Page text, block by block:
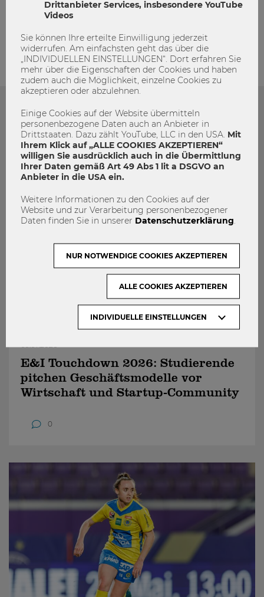
admin
Das könnte dich auch Interessieren
E&I Touchdown 2026: Studierende
pitchen Geschäftsmodelle vor
Wirtschaft und Startup-Community
0
Drittanbieter Services, insbesondere YouTube
Videos
Sie können Ihre erteilte Einwilligung jederzeit
widerrufen. Am einfachsten geht das über die
„INDIVIDUELLEN EINSTELLUNGEN“. Dort erfahren Sie
mehr über die Eigenschaften der Cookies und haben
zudem auch die Möglichkeit, einzelne Cookies zu
akzeptieren oder abzulehnen.
Einige Cookies auf der Website übermitteln
personenbezogene Daten auch an Anbieter in
Drittstaaten. Dazu zählt YouTube, LLC in den USA. Mit
Ihrem Klick auf „ALLE COOKIES AKZEPTIEREN“
willigen Sie ausdrücklich auch in die Übermittlung
Ihrer Daten gemäß Art 49 Abs 1 lit a DSGVO an
Anbieter in die USA ein.
Weitere Informationen zu den Cookies auf der
Website und zur Verarbeitung personenbezogener
Daten finden Sie in unserer Datenschutzerklärung
INDIVIDUELLE EINSTELLUNGEN
NUR NOTWENDIGE COOKIES AKZEPTIEREN
ALLE COOKIES AKZEPTIEREN